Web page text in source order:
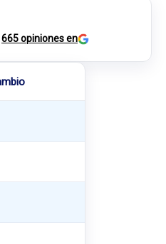
665 opiniones en